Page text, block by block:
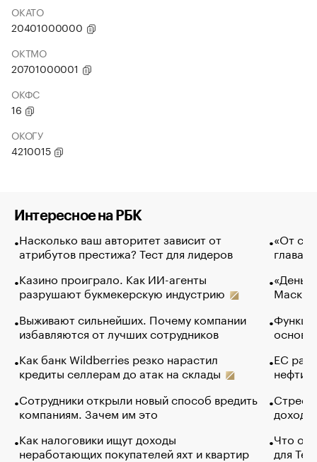
ОКАТО
20401000000
ОКТМО
20701000001
ОКФС
16
ОКОГУ
4210015
Интересное на РБК
Насколько ваш авторитет зависит от
атрибутов престижа? Тест для лидеров
Казино проиграло. Как ИИ-агенты
разрушают букмекерскую индустрию
Выживают сильнейших. Почему компании
избавляются от лучших сотрудников
Как банк Wildberries резко нарастил
кредиты селлерам до атак на склады
Сотрудники открыли новый способ вредить
компаниям. Зачем им это
Как налоговики ищут доходы
неработающих покупателей яхт и квартир
«От
глава
Маск в
основ
ЕС
нефти
Что
для